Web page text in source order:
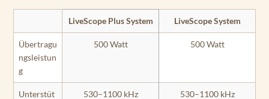
LiveScope Plus System LiveScope System
Übertragu
ngsleistun
g
500 Watt 500 Watt
Unterstüt
530–1100 kHz 530–1100 kHz